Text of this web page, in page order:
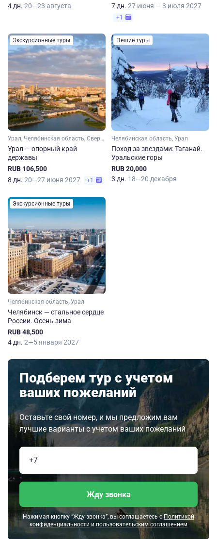
4 дн. 20—23 августа
7 дн. 27 июня — 3 июля 2027
+1
Экскурсионные туры
Урал, Челябинская область, Свердловская область, Тюменская область, Сибирь
Урал — опорный край
державы
RUB 106,500
8 дн. 20—27 июня 2027 +1
Пешие туры
Челябинская область, Урал
Поход за звездами: Таганай.
Уральские горы
RUB 20,000
3 дн. 18—20 декабря
Экскурсионные туры
Челябинская область, Урал
Челябинск — стальное сердце
России. Осень-зима
RUB 48,500
4 дн. 2—5 января 2027
Подберем тур с учетом
ваших пожеланий
Оставьте свой номер, и мы предложим вам
лучшие варианты с учетом ваших пожеланий
Жду звонка
Нажимая кнопку “Жду звонка”, вы соглашаетесь с Политикой
конфиденциальности и пользовательским соглашением